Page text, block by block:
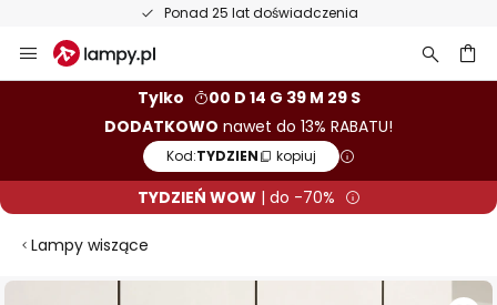
Ponad 25 lat doświadczenia
Przejdź
do
Tylko
00 D 14 G 39 M 28 S
DODATKOWO nawet do 13% RABATU!
Kod:TYDZIEN kopiuj
TYDZIEŃ WOW| do -70%
Lampy wiszące
Przejdź